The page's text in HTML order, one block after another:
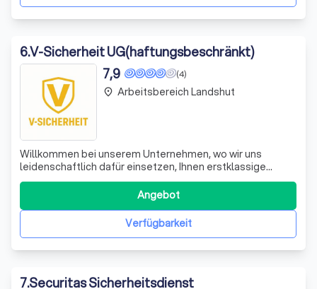
6.V-Sicherheit UG(haftungsbeschränkt)
(4)
7,9
Willkommen bei unserem Unternehmen, wo wir uns
leidenschaftlich dafür einsetzen, Ihnen erstklassige
Dienstleistungen zu bieten. Wir zeichnen uns durch
unsere Expertise und unser Engagement aus, um Ihre
individuellen Bedürfnisse zu erfüllen. Unser Team von
Fachleuten arbeitet Hand in Hand, um innovat
Verfügbarkeit
Angebot
place Arbeitsbereich Landshut
7.Securitas Sicherheitsdienst